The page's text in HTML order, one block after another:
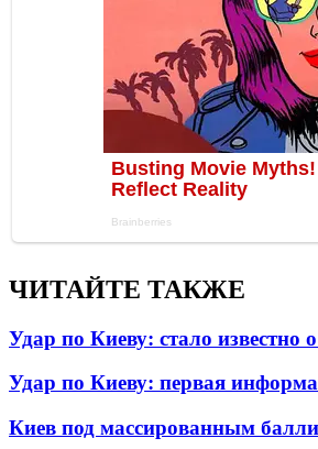
ЧИТАЙТЕ ТАКЖЕ
Удар по Киеву: стало известно
Удар по Киеву: первая
Киев под массированным